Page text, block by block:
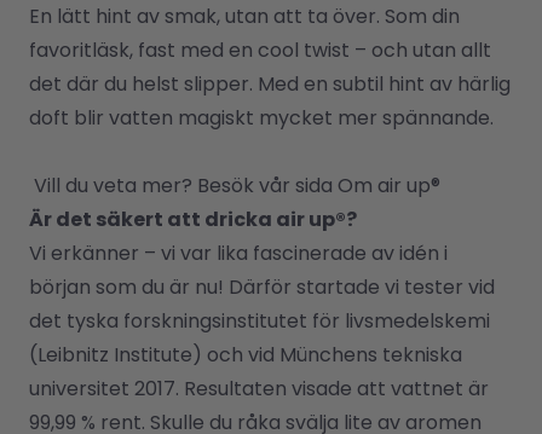
En lätt hint av smak, utan att ta över. Som din
favoritläsk, fast med en cool twist – och utan allt
det där du helst slipper. Med en subtil hint av härlig
doft blir vatten magiskt mycket mer spännande.
Vill du veta mer? Besök vår sida Om air up®
Är det säkert att dricka air up®?
Vi erkänner – vi var lika fascinerade av idén i
början som du är nu! Därför startade vi tester vid
det tyska forskningsinstitutet för livsmedelskemi
(Leibnitz Institute) och vid Münchens tekniska
universitet 2017. Resultaten visade att vattnet är
99,99 % rent. Skulle du råka svälja lite av aromen